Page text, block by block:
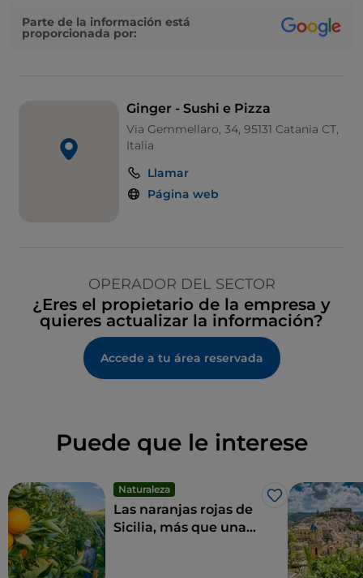
Parte de la información está
proporcionada por:
Ginger - Sushi e Pizza
Via Gemmellaro, 34, 95131 Catania CT,
Italia
Llamar
Página web
OPERADOR DEL SECTOR
¿Eres el propietario de la empresa y
quieres actualizar la información?
Accede a tu área reservada
Puede que le interese
Naturaleza
Me gusta
Las naranjas rojas de
Sicilia, más que una